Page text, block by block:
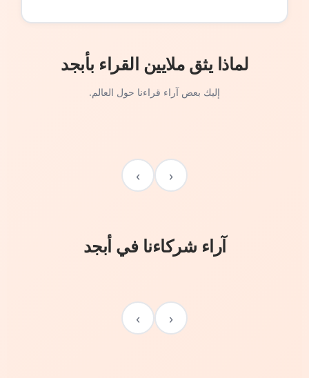
لماذا يثق ملايين القراء بأبجد
إليك بعض آراء قراءنا حول العالم.
‹
›
آراء شركاءنا في أبجد
‹
›